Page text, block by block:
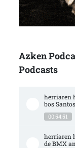
Azken
Podcasts
herriaren
bos
00:54:51
herriaren
de BMX